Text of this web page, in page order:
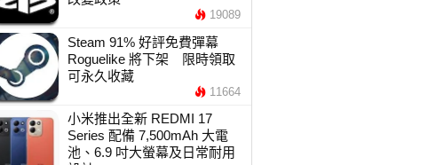
19089
Steam 91% 好評免費彈幕
Roguelike 將下架 限時領取
可永久收藏
11664
小米推出全新 REDMI 17
Series 配備 7,500mAh 大電
池、6.9 吋大螢幕及日常耐用